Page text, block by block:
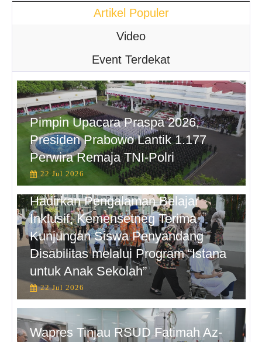
Artikel Populer
Video
Event Terdekat
Pimpin Upacara Praspa 2026,
Presiden Prabowo Lantik 1.177
Perwira Remaja TNI-Polri
22 Jul 2026
Hadirkan Pengalaman Belajar
Inklusif, Kemensetneg Terima
Kunjungan Siswa Penyandang
Disabilitas melalui Program “Istana
untuk Anak Sekolah”
22 Jul 2026
Wapres Tinjau RSUD Fatimah Az-